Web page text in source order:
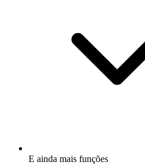
E ainda mais funções